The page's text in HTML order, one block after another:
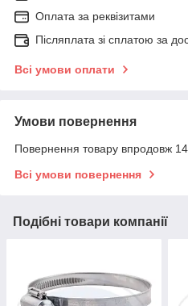
Оплата за реквізитами
Післяплата зі сплатою за
Всі умови оплати
Умови повернення
Повернення товару впродовж 14
Всі умови повернення
Подібні товари компанії